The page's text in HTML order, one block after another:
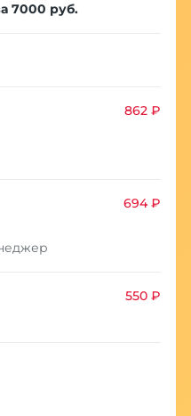
7000 руб.
862 ₽
694 ₽
550 ₽